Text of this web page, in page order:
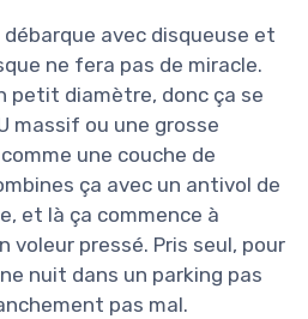
avec disqueuse et
ne fera pas de miracle.
petit diamètre, donc ça se
massif ou une grosse
une couche de
ça avec un antivol de
et là ça commence à
voleur pressé. Pris seul, pour
nuit dans un parking pas
pas mal.